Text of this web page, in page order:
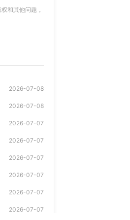
和其他问题，
2026-07-08
2026-07-08
2026-07-07
2026-07-07
2026-07-07
2026-07-07
2026-07-07
2026-07-07